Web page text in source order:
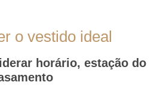
o vestido ideal
horário, estação do